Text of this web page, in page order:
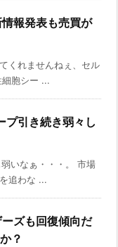
報発表も売買が
くれませんねぇ、セル
胞シー ...
プ引き続き弱々し
いなぁ・・・。 市場
追わな ...
ズも回復傾向だ
？